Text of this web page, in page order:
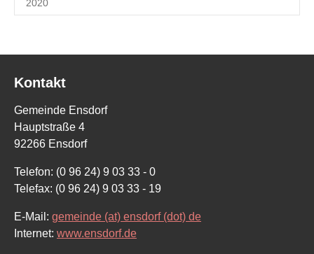
2020
Kontakt
Gemeinde Ensdorf
Hauptstraße 4
92266 Ensdorf
Telefon: (0 96 24) 9 03 33 - 0
Telefax: (0 96 24) 9 03 33 - 19
E-Mail: gemeinde (at) ensdorf (dot) de
Internet: www.ensdorf.de